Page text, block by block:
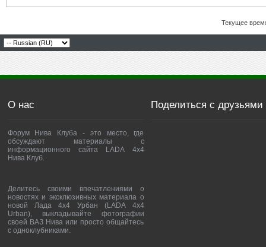
Текущее
О нас
Форум Нива Клуба - это место, где
обсуждают материалы с
информационного сайта LADA 4x4
Нива Клуб.
Делитесь своими впечатлениями о
новостях и эксклюзивных материала о
новой Лада 4х4 Урбан (LADA 4x4
Urban), выкладывайте фотографии
своей ВАЗ Нива или просто общайтесь
с одноклубниками.
Поделиться с друзьями